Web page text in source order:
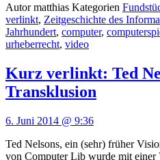
Autormatthias Kategorien
verlinkt, Zeitgeschichte des
Jahrhundert, computer,
urheberrecht, video
Kurz verlinkt: Ted
Transklusion
6. Juni 2014 @ 9:36
Ted Nelsons, ein (sehr) früher
von Computer Lib wurde mit einer